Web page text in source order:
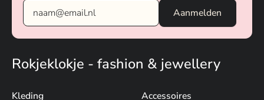
Rokjeklokje - fashion & jewellery
Kleding Accessoires